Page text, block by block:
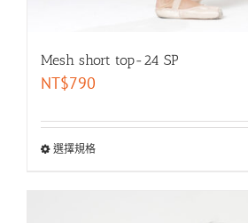
Mesh short top-24 SP
NT$790
選擇規格